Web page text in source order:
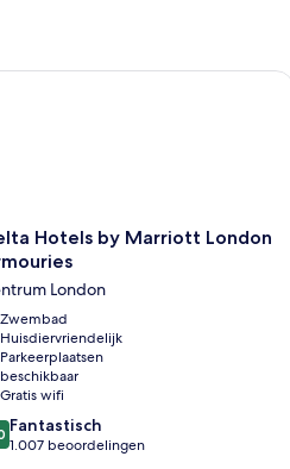
Hotels by Marriott London
London
Zwembad
Huisdiervriendelijk
Parkeerplaatsen
beschikbaar
Gratis wifi
Fantastisch
1.007 beoordelingen
Hotels by Marriott London